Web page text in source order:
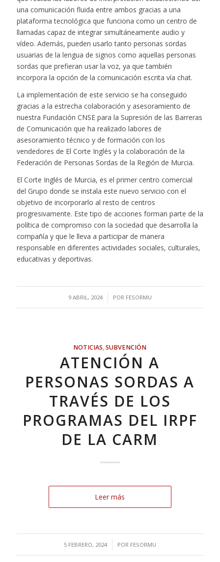
una comunicación fluida entre ambos gracias a una
plataforma tecnológica que funciona como un centro de
llamadas capaz de integrar simultáneamente audio y
vídeo. Además, pueden usarlo tanto personas sordas
usuarias de la lengua de signos como aquellas personas
sordas que prefieran usar la voz, ya que también
incorpora la opción de la comunicación escrita vía chat.
La implementación de este servicio se ha conseguido
gracias a la estrecha colaboración y asesoramiento de
nuestra Fundación CNSE para la Supresión de las Barreras
de Comunicación que ha realizado labores de
asesoramiento técnico y de formación con los
vendedores de El Corte Inglés y la colaboración de la
Federación de Personas Sordas de la Región de Murcia.
El Corte Inglés de Murcia, es el primer centro comercial
del Grupo donde se instala este nuevo servicio con el
objetivo de incorporarlo al resto de centros
progresivamente. Este tipo de acciones forman parte de la
política de compromiso con la sociedad que desarrolla la
compañía y que le lleva a participar de manera
responsable en diferentes actividades sociales, culturales,
educativas y deportivas.
9 ABRIL, 2024
/ POR FESORMU
NOTICIAS,SUBVENCIÓN
ATENCIÓN A
PERSONAS SORDAS A
TRAVÉS DE LOS
PROGRAMAS DEL IRPF
DE LA CARM
Leer más
5 FEBRERO, 2024
/ POR FESORMU